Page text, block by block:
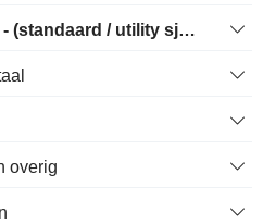
Totale verplichtingen - (standaard / utility sjabloon)
overig